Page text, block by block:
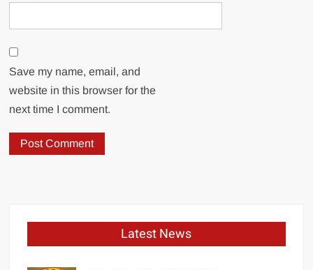
Save my name, email, and
website in this browser for the
next time I comment.
Latest News